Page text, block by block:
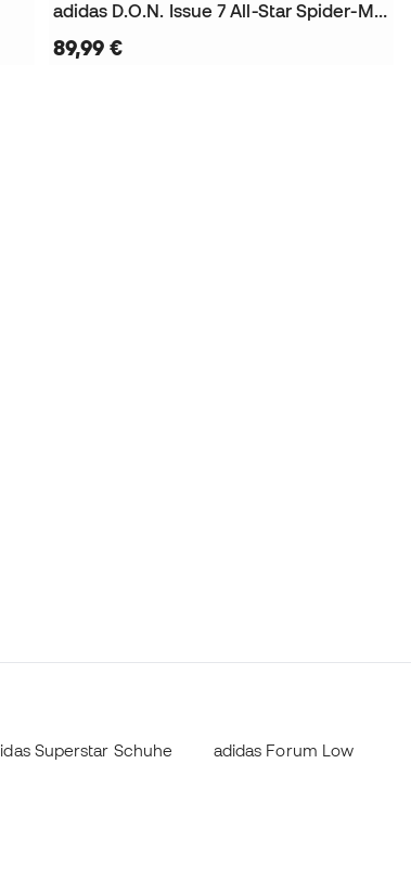
adidas D.O.N. Issue 7 All-Star Spider-Man Kinder Basketballschuhe
89,99 €
Superstar Schuhe adidas Forum Low